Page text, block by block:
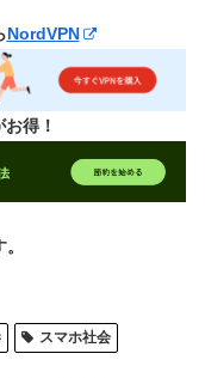
NordVPN
お得！
スマホ社会